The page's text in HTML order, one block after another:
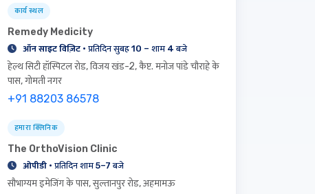
कार्य स्थल
Remedy Medicity
ऑन साइट विज़िट · प्रतिदिन सुबह 10 – शाम 4 बजे
हेल्थ सिटी हॉस्पिटल रोड, विजय खंड-2, कैप्ट. मनोज पांडे चौराहे के
पास, गोमती नगर
+91 88203 86578
हमारा क्लिनिक
The OrthoVision Clinic
ओपीडी · प्रतिदिन शाम 5–7 बजे
सौभाग्यम इमेजिंग के पास, सुल्तानपुर रोड, अहमामऊ